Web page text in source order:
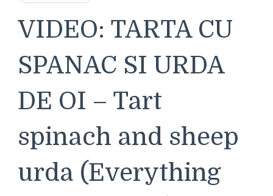
VIDEO: TARTA CU
SPANAC SI URDA
DE OI – Tart
spinach and sheep
urda (Everything